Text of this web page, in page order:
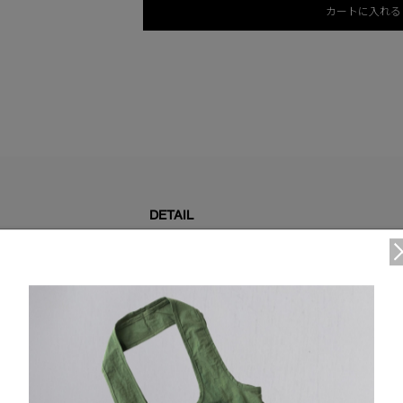
カートに入れる
DETAIL
フロントボディに戦略的に配置されたダウン入りのパ
を強化。
こ体温調節、水分管理、臭気抑制、UVプロテクション
使用。